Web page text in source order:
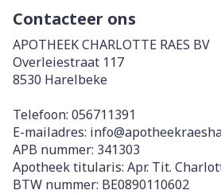
Contacteer ons
APOTHEEK CHARLOTTE RAES BV
Overleiestraat 117
8530 Harelbeke
Telefoon: 056711391
E-mailadres: info@
APB nummer: 341303
Apotheek titularis: Apr. Tit.
BTW nummer: BE0890110602